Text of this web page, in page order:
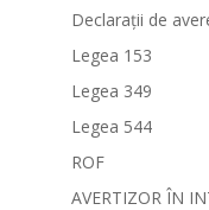
Declarații de
Legea 153
Legea 349
Legea 544
ROF
AVERTIZOR ÎN